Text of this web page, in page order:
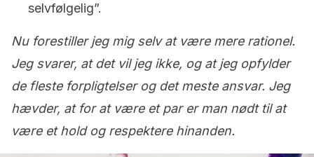
selvfølgelig”.
Nu forestiller jeg mig selv at være mere rationel.
Jeg svarer, at det vil jeg ikke, og at jeg opfylder
de fleste forpligtelser og det meste ansvar. Jeg
hævder, at for at være et par er man nødt til at
være et hold og respektere hinanden.